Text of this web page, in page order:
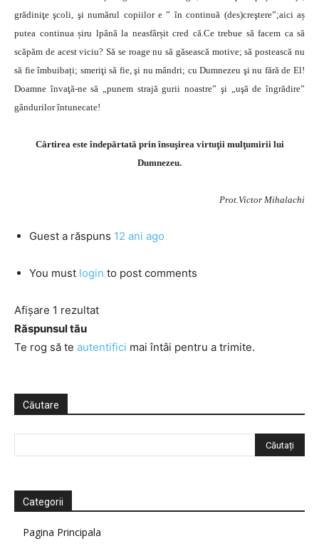
grădiniţe şcoli, şi numărul copiilor e ” în continuă (des)creştere”;aici aș
putea continua șiru lpână la neasfârșit cred că.Ce trebue să facem ca să
scăpăm de acest viciu? Să se roage nu să găsească motive; să postească nu
să fie îmbuibați; smeriţi să fie, şi nu mândri; cu Dumnezeu şi nu fără de El!
Doamne învaţă-ne să „punem strajă gurii noastre” şi „uşă de îngrădire”
gândurilor întunecate!
Cârtirea este îndepărtată prin însuşirea virtuţii mulţumirii lui
Dumnezeu.
Prot.Victor Mihalachi
Guest a răspuns 12 ani ago
You must login to post comments
Afișare 1 rezultat
Răspunsul tău
Te rog să te autentifici mai întâi pentru a trimite.
Căutare
Categorii
Pagina Principala